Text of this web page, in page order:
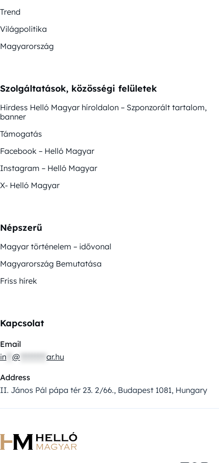
Trend
Világpolitika
Magyarország
Szolgáltatások, közösségi felületek
Hirdess Helló Magyar híroldalon – Szponzorált tartalom,
banner
Támogatás
Facebook – Helló Magyar
Instagram – Helló Magyar
X- Helló Magyar
Népszerű
Magyar történelem – idővonal
Magyarország Bemutatása
Friss hírek
Kapcsolat
Email
in @ ar.hu
Address
II. János Pál pápa tér 23. 2/66., Budapest 1081, Hungary